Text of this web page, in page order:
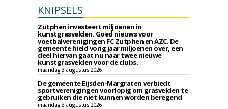
KNIPSELS
Zutphen investeert miljoenen in
kunstgrasvelden. Goed nieuws voor
voetbalverenigingen FC Zutphen en AZC. De
gemeente hield vorig jaar miljoenen over, een
deel hiervan gaat nu naar twee nieuwe
kunstgrasvelden voor de clubs.
maandag 3 augustus 2026
De gemeente Eijsden-Margraten verbiedt
sportverenigingen voorlopig om grasvelden te
gebruiken die niet kunnen worden beregend
maandag 3 augustus 2026